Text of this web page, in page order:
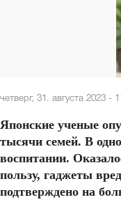
четверг, 31. августа 2023 -
Японские ученые
тысячи семей. В
воспитании.
пользу, гаджеты
подтверждено на